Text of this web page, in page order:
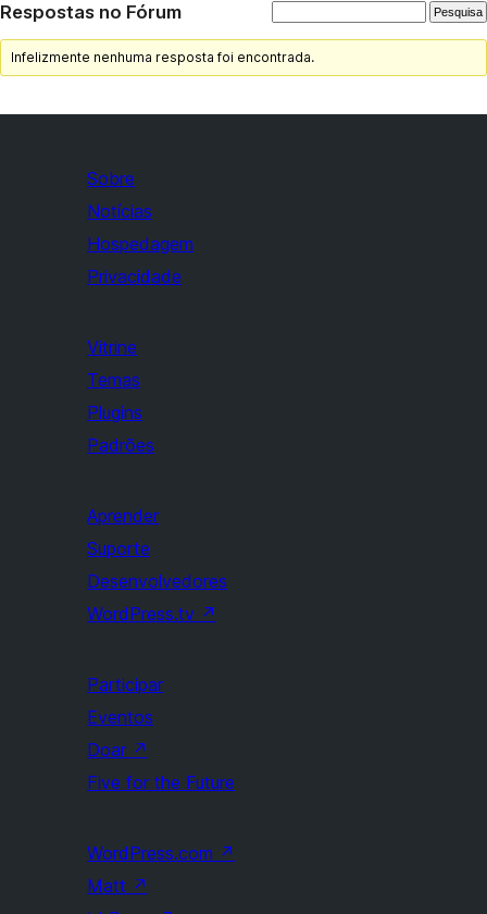
Respostas no Fórum
Infelizmente nenhuma resposta foi encontrada.
Sobre
Notícias
Hospedagem
Privacidade
Vitrine
Temas
Plugins
Padrões
Aprender
Suporte
Desenvolvedores
WordPress.tv ↗
Participar
Eventos
Doar ↗
Five for the Future
WordPress.com ↗
Matt ↗